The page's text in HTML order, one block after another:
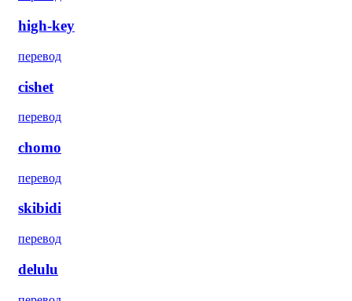
high-key
перевод
cishet
перевод
chomo
перевод
skibidi
перевод
delulu